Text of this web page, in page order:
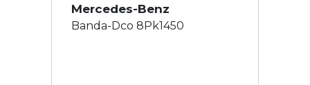
Mercedes-Benz
Banda-Dco 8Pk1450